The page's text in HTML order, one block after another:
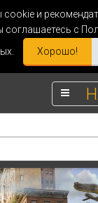
и
соглашаетесь с
Хорошо!